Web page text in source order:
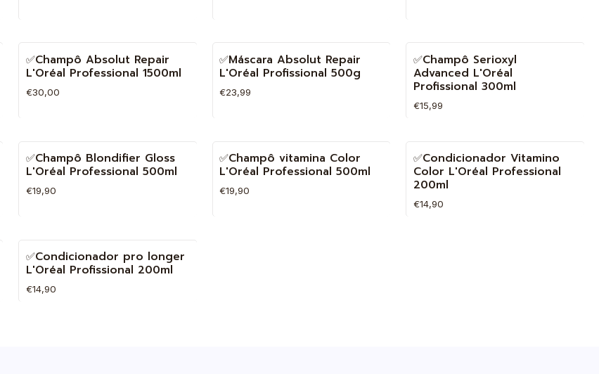
✅Champô Absolut Repair
L'Oréal Professional 1500ml
€30,00
✅Máscara Absolut Repair
L'Oréal Profissional 500g
€23,99
✅Champô Serioxyl
Advanced L'Oréal
Profissional 300ml
€15,99
✅Champô Blondifier Gloss
L'Oréal Professional 500ml
€19,90
✅Champô vitamina Color
L'Oréal Professional 500ml
€19,90
✅Condicionador Vitamino
Color L'Oréal Professional
200ml
€14,90
✅Condicionador pro longer
L'Oréal Profissional 200ml
€14,90